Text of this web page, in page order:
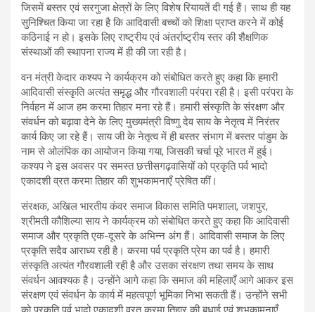
जिसमें बस्तर एवं सरगुजा क्षेत्रों के लिए विशेष रियायतें दी गई हैं। साथ ही यह
सुनिश्चित किया जा रहा है कि आदिवासी बच्चों को शिक्षा प्राप्त करने में कोई
कठिनाई न हो। इसके लिए राष्ट्रीय एवं अंतर्राष्ट्रीय स्तर की शैक्षणिक
संस्थाओं की स्थापना राज्य में ही की जा रही है।
वन मंत्री केदार कश्यप ने कार्यक्रम को संबोधित करते हुए कहा कि हमारी
आदिवासी संस्कृति अत्यंत समृद्ध और गौरवशाली परंपरा रही है। इसी परंपरा के
निर्वहन में आज हम करमा तिहार मना रहे हैं। हमारी संस्कृति के संरक्षण और
संवर्धन को बढ़ावा देने के लिए मुख्यमंत्री विष्णु देव साय के नेतृत्व में निरंतर
कार्य किए जा रहे हैं। साय जी के नेतृत्व में ही बस्तर संभाग में बस्तर पांडुम के
नाम से ओलंपिक का आयोजन किया गया, जिसकी चर्चा पूरे भारत में हुई।
कश्यप ने इस अवसर पर समस्त छत्तीसगढ़वासियों को प्रकृति पर्व भादो
एकादशी व्रत करमा तिहार की शुभकामनाएँ प्रेषित कीं।
संरक्षक, अखिल भारतीय कंवर समाज विकास समिति पमशाला, जशपुर,
श्रीमती कौशिल्या साय ने कार्यक्रम को संबोधित करते हुए कहा कि आदिवासी
समाज और प्रकृति एक-दूसरे के अभिन्न अंग हैं। आदिवासी समाज के लिए
प्रकृति सदैव आराध्य रही है। करमा पर्व प्रकृति प्रेम का पर्व है। हमारी
संस्कृति अत्यंत गौरवशाली रही है और उसका संरक्षण तथा समय के साथ
संवर्धन आवश्यक है। उन्होंने आगे कहा कि समाज की महिलाएँ आगे आकर इस
संरक्षण एवं संवर्धन के कार्य में महत्वपूर्ण भूमिका निभा सकती हैं। उन्होंने सभी